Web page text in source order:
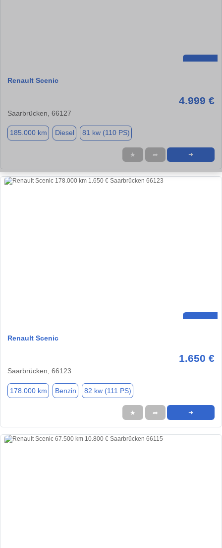
Renault Scenic
4.999 €
Saarbrücken, 66127
185.000 km Diesel 81 kw (110 PS)
★ ➦ ➜
Renault Scenic
1.650 €
Saarbrücken, 66123
178.000 km Benzin 82 kw (111 PS)
★ ➦ ➜